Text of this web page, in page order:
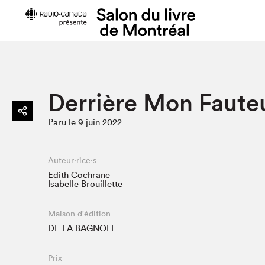
Horaires et tarifs
Plan du Salon
Accessibilité
Restauration
Liste des
Liste des
Derrière Mon
Paru le 9 juin 2022
Auteur·rice·s
Edith Cochrane
Isabelle Brouillette
Maison d'édition
DE LA BAGNOLE
Prix